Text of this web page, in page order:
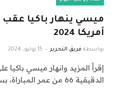
ميسي ينهار باكيا عقب
أمريكا 2024
بواسطة فريق التحرير 15 يوليو، 2024
إقرأ المزيد وانهار ميسي باكيا
الدقيقية 66 من عمر المباراة، بسبب إصابة تعرض لها…